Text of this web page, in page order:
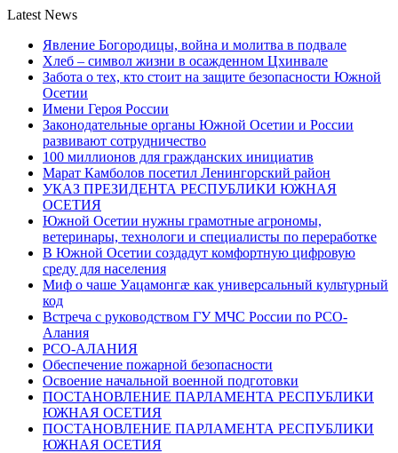
Latest News
Явление Богородицы, война и молитва в подвале
Хлеб – символ жизни в осажденном Цхинвале
Забота о тех, кто стоит на защите безопасности Южной
Осетии
Имени Героя России
Законодательные органы Южной Осетии и России
развивают сотрудничество
100 миллионов для гражданских инициатив
Марат Камболов посетил Ленингорский район
УКАЗ ПРЕЗИДЕНТА РЕСПУБЛИКИ ЮЖНАЯ
ОСЕТИЯ
Южной Осетии нужны грамотные агрономы,
ветеринары, технологи и специалисты по переработке
В Южной Осетии создадут комфортную цифровую
среду для населения
Миф о чаше Уацамонгæ как универсальный культурный
код
Встреча с руководством ГУ МЧС России по РСО-
Алания
РСО-АЛАНИЯ
Обеспечение пожарной безопасности
Освоение начальной военной подготовки
ПОСТАНОВЛЕНИЕ ПАРЛАМЕНТА РЕСПУБЛИКИ
ЮЖНАЯ ОСЕТИЯ
ПОСТАНОВЛЕНИЕ ПАРЛАМЕНТА РЕСПУБЛИКИ
ЮЖНАЯ ОСЕТИЯ